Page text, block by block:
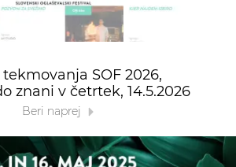
SOF 2026,
znani v četrtek, 14.5.2026
Beri naprej